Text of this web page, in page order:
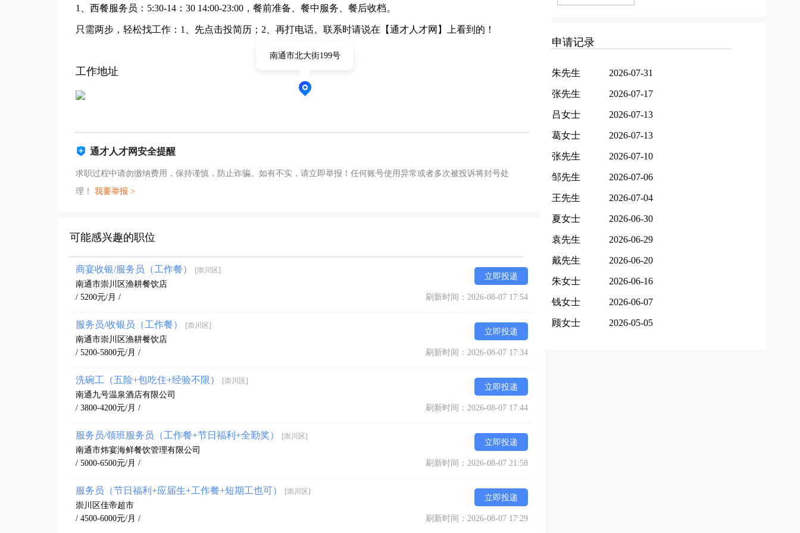
1、西餐服务员：5:30-14：30 14:00-23:00，餐前准备、餐中服务、餐后收档。
只需两步，轻松找工作：1、先点击投简历；2、再打电话。联系时请说在【通才人才网】上看到的！
工作地址
南通市北大街199号
通才人才网安全提醒
求职过程中请勿缴纳费用，保持谨慎，防止诈骗。如有不实，请立即举报！任何账号使用异常或者多次被投诉将封号处
理！ 我要举报 >
可能感兴趣的职位
商宴收银/服务员（工作餐） [崇川区]
立即投递
南通市崇川区渔耕餐饮店
/ 5200元/月 /
刷新时间：2026-08-07 17:54
服务员/收银员（工作餐） [崇川区]
立即投递
南通市崇川区渔耕餐饮店
/ 5200-5800元/月 /
刷新时间：2026-08-07 17:34
洗碗工（五险+包吃住+经验不限） [崇川区]
立即投递
南通九号温泉酒店有限公司
/ 3800-4200元/月 /
刷新时间：2026-08-07 17:44
服务员/领班服务员（工作餐+节日福利+全勤奖） [崇川区]
立即投递
南通市炜宴海鲜餐饮管理有限公司
/ 5000-6500元/月 /
刷新时间：2026-08-07 21:58
服务员（节日福利+应届生+工作餐+短期工也可） [崇川区]
立即投递
崇川区佳帝超市
/ 4500-6000元/月 /
刷新时间：2026-08-07 17:29
申请记录
朱先生 2026-07-31
张先生 2026-07-17
吕女士 2026-07-13
葛女士 2026-07-13
张先生 2026-07-10
邹先生 2026-07-06
王先生 2026-07-04
夏女士 2026-06-30
袁先生 2026-06-29
戴先生 2026-06-20
朱女士 2026-06-16
钱女士 2026-06-07
顾女士 2026-05-05